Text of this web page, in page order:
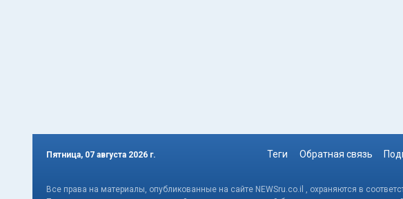
Пятница, 07 августа 2026 г. Теги Обратная связь
Все права на материалы, опубликованные на сайте NEWSru.co.il , охраняются в